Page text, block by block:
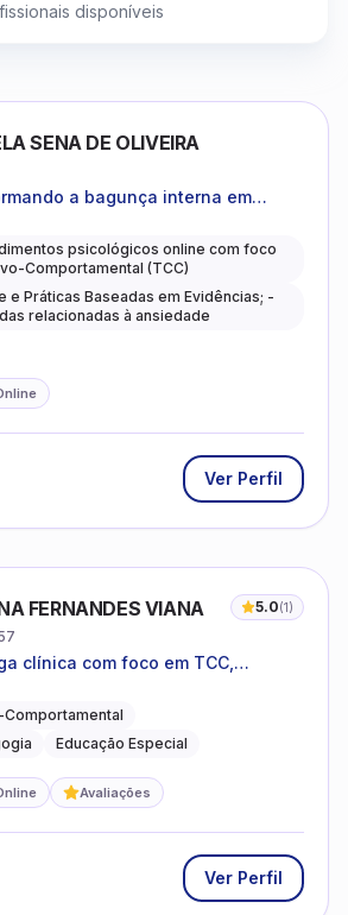
Clique para assistir
disponíveis
SENA DE OLIVEIRA
a bagunça interna em
mais gentis para se viver.
psicológicos online com foco
Comportamental (TCC)
e Práticas Baseadas em Evidências; -
relacionadas à ansiedade
Ver Perfil
FERNANDES VIANA 5.0(1)
clínica com foco em TCC,
Educação Especial
Avaliações
Ver Perfil